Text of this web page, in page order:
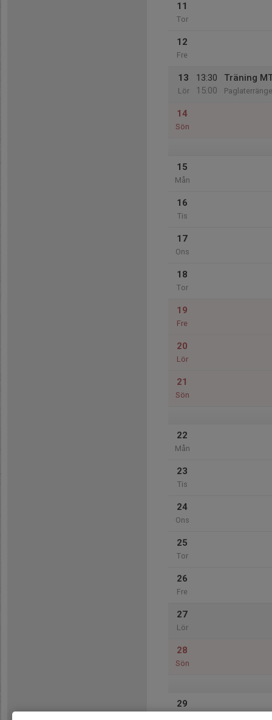
11
Tor
12
Fre
13
Lör
13:30
15:00
Träning
14
Sön
15
Mån
16
Tis
17
Ons
18
Tor
19
Fre
20
Lör
21
Sön
22
Mån
23
Tis
24
Ons
25
Tor
26
Fre
27
Lör
28
Sön
29